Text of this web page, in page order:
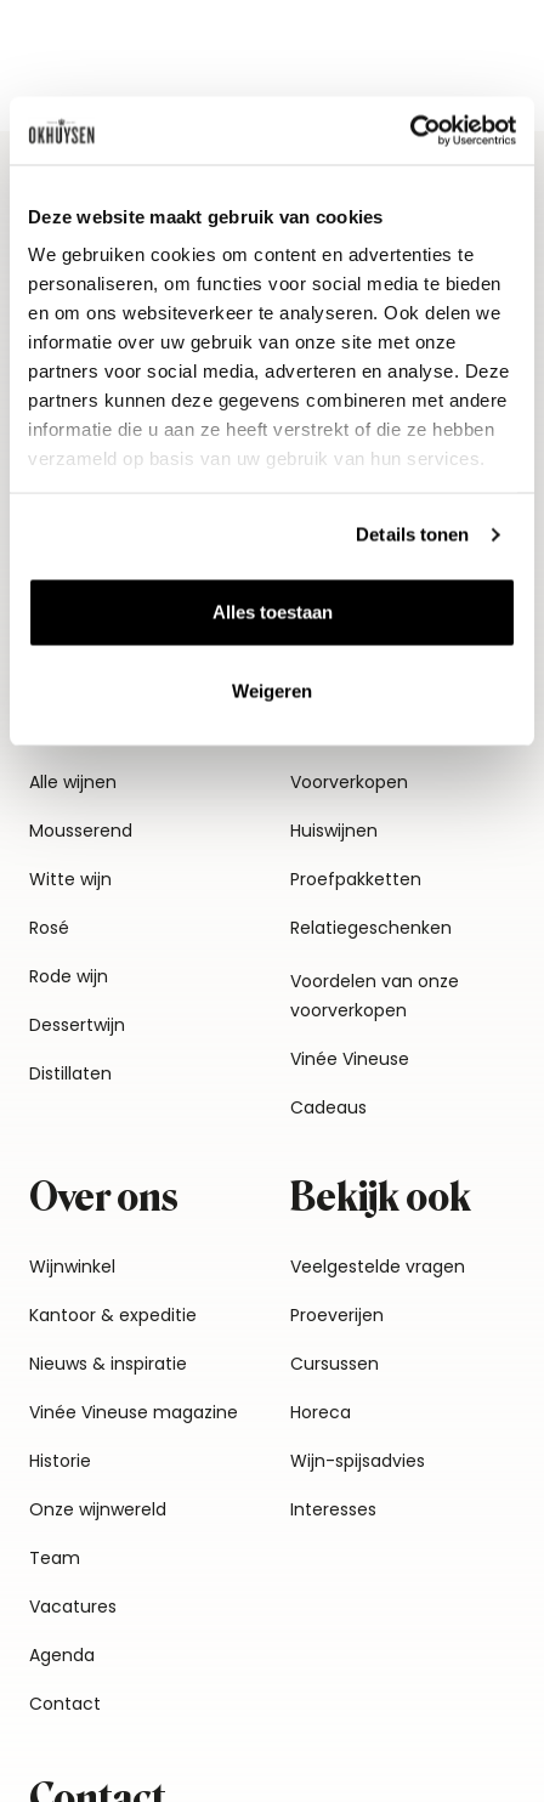
Deze website maakt gebruik van cookies
We gebruiken cookies om content en advertenties te
personaliseren, om functies voor social media te bieden
en om ons websiteverkeer te analyseren. Ook delen we
informatie over uw gebruik van onze site met onze
partners voor social media, adverteren en analyse. Deze
partners kunnen deze gegevens combineren met andere
informatie die u aan ze heeft verstrekt of die ze hebben
verzameld op basis van uw gebruik van hun services.
Details tonen
Alles toestaan
Weigeren
Blijf op de hoogte
Ontvang het laatste wijnnieuws, proeverijen en
evenementen
E-mailadres
Aanmelden
Alle wijnen
Mousserend
Witte wijn
Rosé
Rode wijn
Dessertwijn
Distillaten
Thema's
Voorverkopen
Huiswijnen
Proefpakketten
Relatiegeschenken
Voordelen van onze
voorverkopen
Vinée Vineuse
Cadeaus
Over ons
Wijnwinkel
Kantoor & expeditie
Nieuws & inspiratie
Vinée Vineuse magazine
Historie
Onze wijnwereld
Team
Vacatures
Agenda
Contact
Bekijk ook
Veelgestelde vragen
Proeverijen
Cursussen
Horeca
Wijn-spijsadvies
Interesses